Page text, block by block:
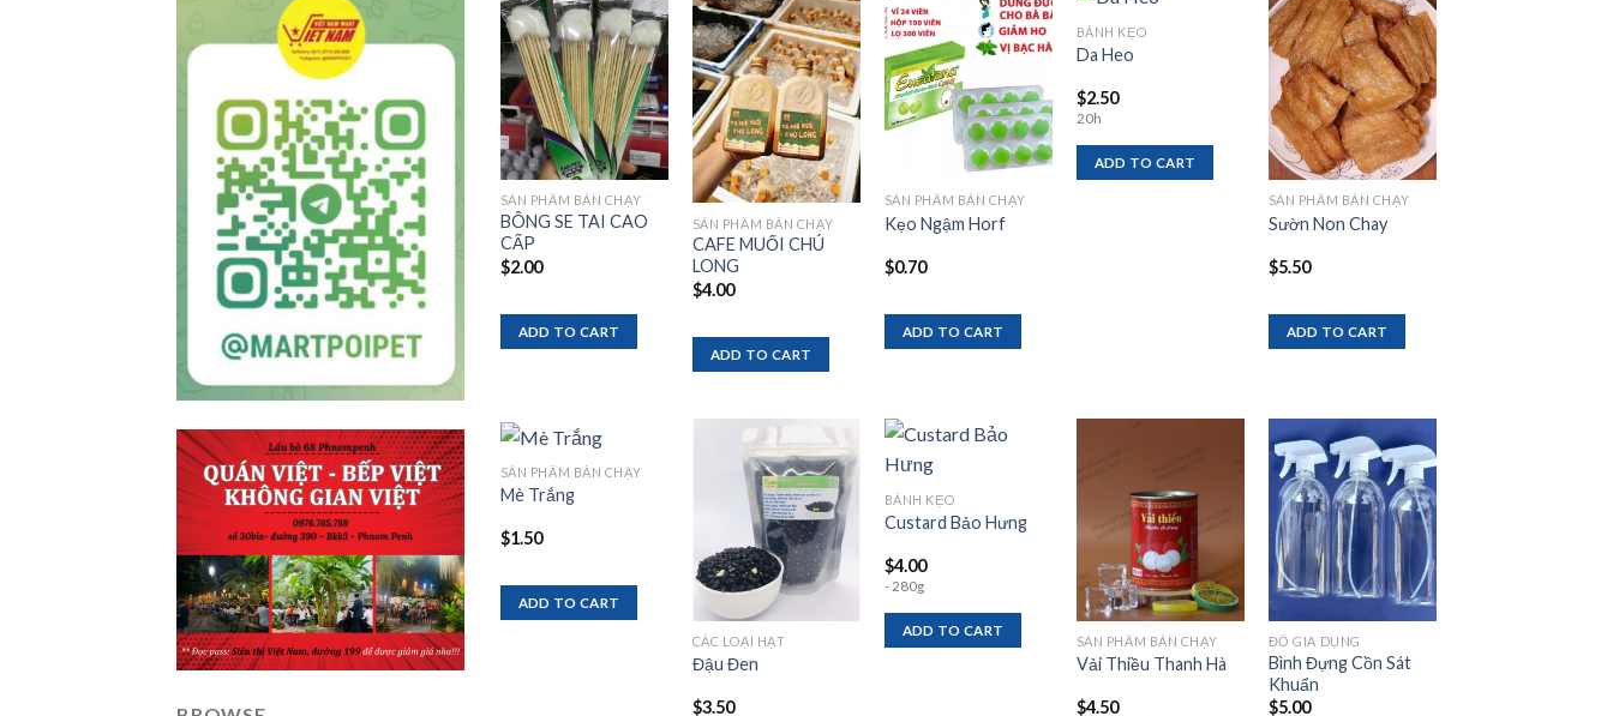
Add to
wishlist
SẢN PHẨM BÁN CHẠY
BÔNG SE TAI CAO
CẤP
$2.00
ADD TO CART
Add to
wishlist
SẢN PHẨM BÁN CHẠY
CAFE MUỐI CHÚ
LONG
$4.00
ADD TO CART
Add to
wishlist
SẢN PHẨM BÁN CHẠY
Kẹo Ngậm Horf
$0.70
ADD TO CART
BÁNH KẸO
Da Heo
$2.50
20h
ADD TO CART
Add to
wishlist
SẢN PHẨM BÁN CHẠY
Sườn Non Chay
$5.50
ADD TO CART
SẢN PHẨM BÁN CHẠY
Mè Trắng
$1.50
ADD TO CART
Add to
wishlist
CÁC LOẠI HẠT
Đậu Đen
$3.50
Add to
BÁNH KẸO
Custard Bảo Hưng
$4.00
- 280g
ADD TO CART
Add to
wishlist
SẢN PHẨM BÁN CHẠY
Vải Thiều Thanh Hà
$4.50
Add to
wishlist
ĐỒ GIA DỤNG
Bình Đựng Cồn Sát
Khuẩn
$5.00